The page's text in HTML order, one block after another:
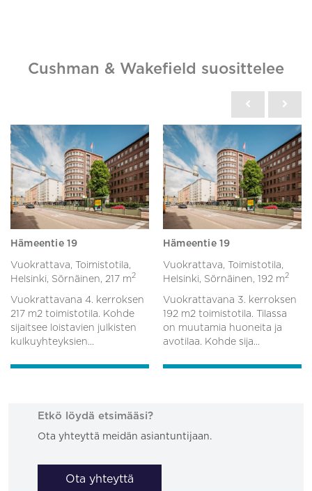
Cushman & Wakefield suosittelee
Hämeentie 19
Vuokrattava, Toimistotila,
Helsinki, Sörnäinen, 217 m2
Vuokrattavana 4. kerroksen
217 m2 toimistotila. Kohde
sijaitsee loistavien julkisten
kulkuyhteyksien...
Hämeentie 19
Vuokrattava, Toimistotila,
Helsinki, Sörnäinen, 192 m2
Vuokrattavana 3. kerroksen
192 m2 toimistotila. Tilassa
on muutamia huoneita ja
avotilaa. Kohde sija...
Etkö löydä etsimääsi?
Ota yhteyttä meidän asiantuntijaan.
Ota yhteyttä